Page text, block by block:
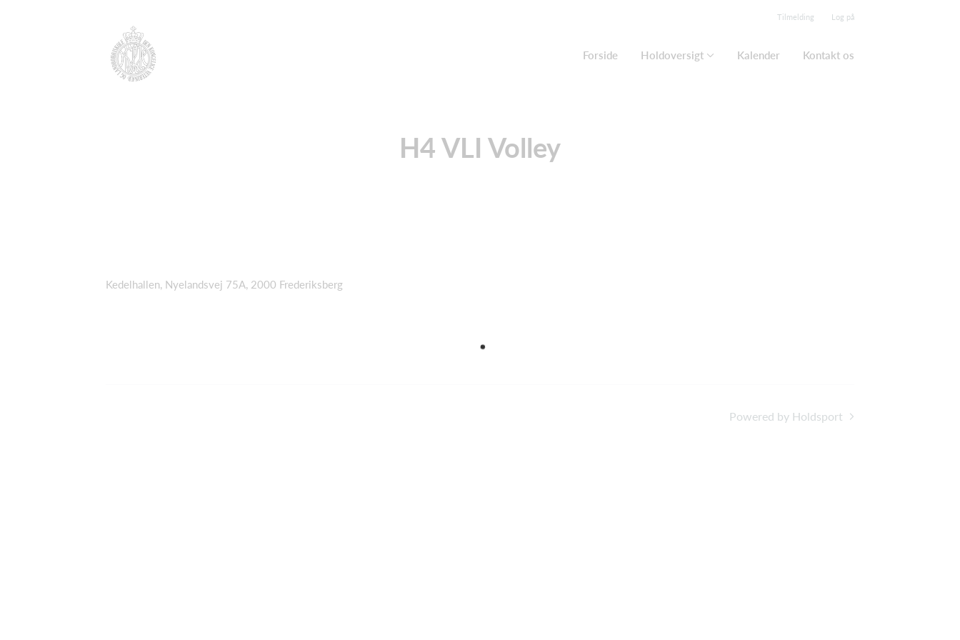
Tilmelding Log på
Forside Holdoversigt Kalender Kontakt os
H4 VLI Volley
Kedelhallen, Nyelandsvej 75A, 2000 Frederiksberg
Powered by Holdsport